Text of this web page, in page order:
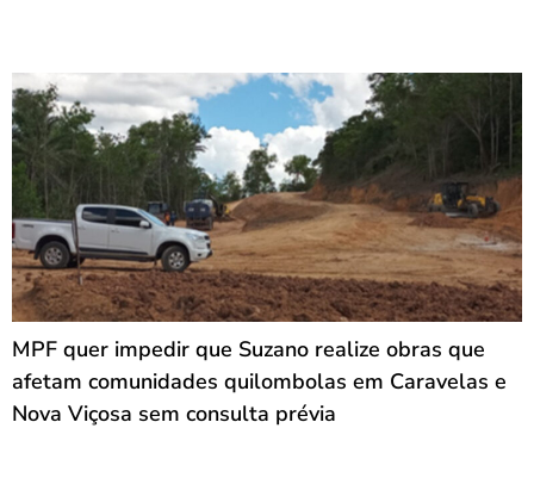
MPF quer impedir que Suzano realize obras que
afetam comunidades quilombolas em Caravelas e
Nova Viçosa sem consulta prévia